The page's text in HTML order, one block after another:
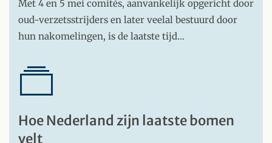
Met 4 en 5 mei comités, aanvankelijk opgericht door
oud-verzetsstrijders en later veelal bestuurd door
hun nakomelingen, is de laatste tijd…
Hoe Nederland zijn laatste bomen
velt